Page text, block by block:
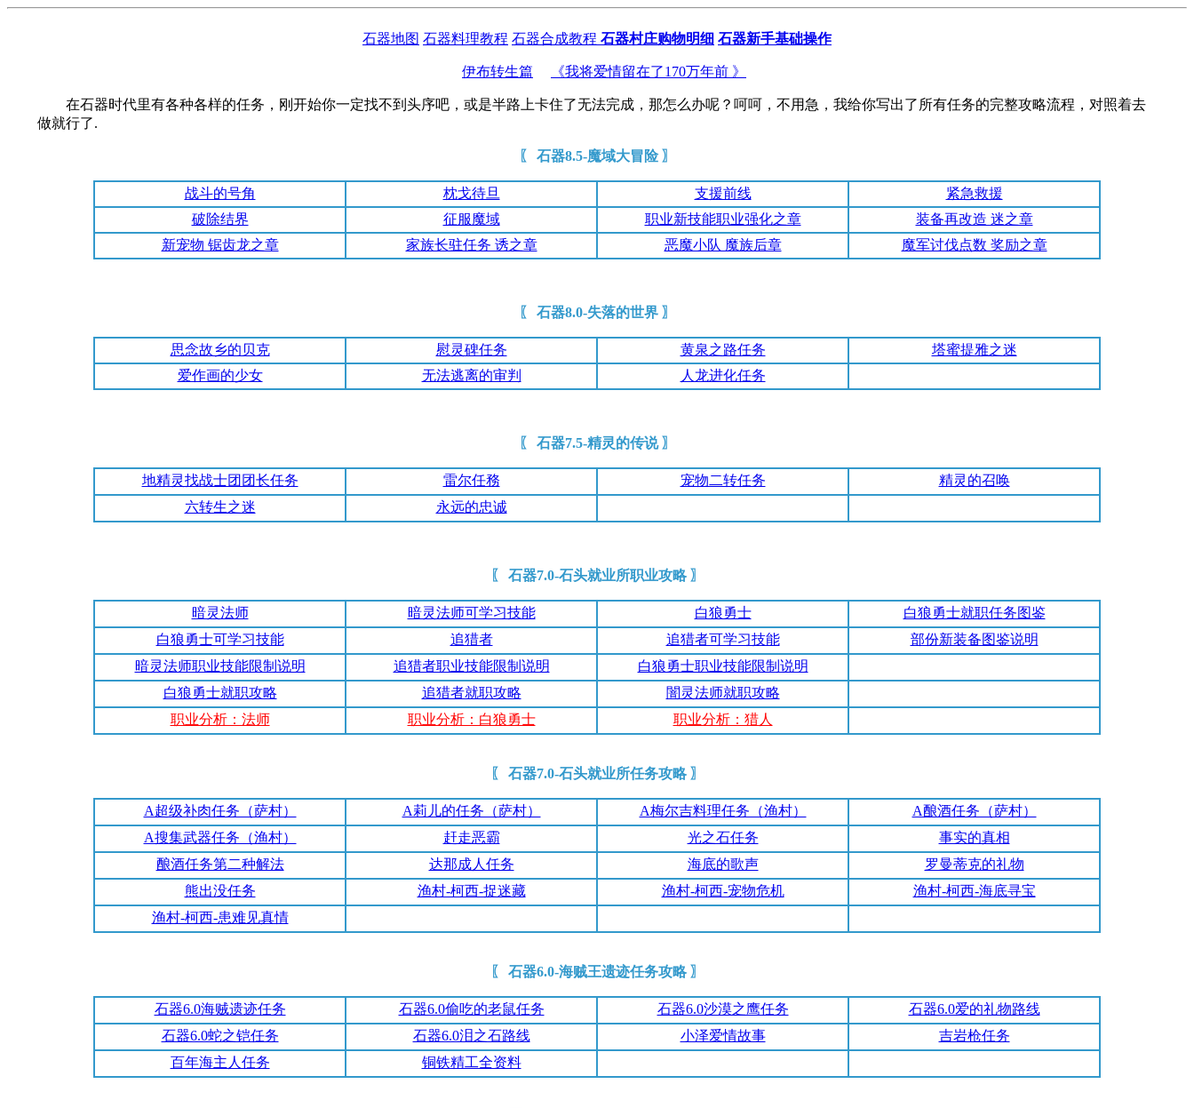
石器地图 石器料理教程 石器合成教程 石器村庄购物明细 石器新手基础操作
伊布转生篇 《我将爱情留在了170万年前 》
在石器时代里有各种各样的任务，刚开始你一定找不到头序吧，或是半路上卡住了无法完成，那怎么办呢？呵呵，不用急，我给你写出了所有任务的完整攻略流程，对照着去
做就行了.
〖 石器8.5-魔域大冒险 〗
战斗的号角 枕戈待旦 支援前线
紧急救援
破除结界
征服魔域 职业新技能职业强化之章
装备再改造 迷之章
新宠物 锯齿龙之章
家族长驻任务 诱之章 恶魔小队 魔族后章 魔军讨伐点数 奖励之章
〖 石器8.0-失落的世界 〗
思念故乡的贝克 慰灵碑任务 黄泉之路任务
塔蜜提雅之迷
爱作画的少女
无法逃离的审判 人龙进化任务
〖 石器7.5-精灵的传说 〗
地精灵找战士团团长任务 雷尔任務 宠物二转任务
精灵的召唤
六转生之迷
永远的忠诚
〖 石器7.0-石头就业所职业攻略 〗
暗灵法师 暗灵法师可学习技能 白狼勇士
白狼勇士就职任务图鉴
白狼勇士可学习技能
追猎者 追猎者可学习技能
部份新装备图鉴说明
暗灵法师职业技能限制说明
追猎者职业技能限制说明
白狼勇士职业技能限制说明
白狼勇士就职攻略
追猎者就职攻略
闇灵法师就职攻略
职业分析：法师
职业分析：白狼勇士 职业分析：猎人
〖 石器7.0-石头就业所任务攻略 〗
A超级补肉任务（萨村） A莉儿的任务（萨村） A梅尔吉料理任务（渔村）
A酿酒任务（萨村）
A搜集武器任务（渔村）
赶走恶霸 光之石任务
事实的真相
酿酒任务第二种解法
达那成人任务 海底的歌声
罗曼蒂克的礼物
熊出没任务
渔村-柯西-捉迷藏 渔村-柯西-宠物危机
渔村-柯西-海底寻宝
渔村-柯西-患难见真情
〖 石器6.0-海贼王遗迹任务攻略 〗
石器6.0海贼遗迹任务 石器6.0偷吃的老鼠任务 石器6.0沙漠之鹰任务
石器6.0爱的礼物路线
石器6.0蛇之铠任务
石器6.0泪之石路线 小泽爱情故事
吉岩枪任务
百年海主人任务
铜铁精工全资料